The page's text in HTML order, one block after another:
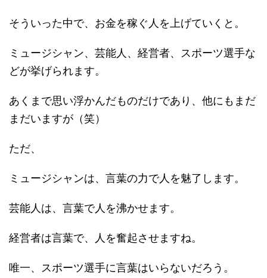
そういった中で、お金を稼ぐ人を上げていくと。
ミュージシャン、芸能人、経営者、スポーツ選手な
どが挙げられます。
あくまで思い浮かんだものだけであり、他にもまだ
まだいますが（笑）
ただ、
ミュージシャンは、言葉の力で人を魅了します。
芸能人は、言葉で人を沸かせます。
経営者は言葉で、人を奮起させますね。
唯一、スポーツ選手に言葉はいらないだろう。